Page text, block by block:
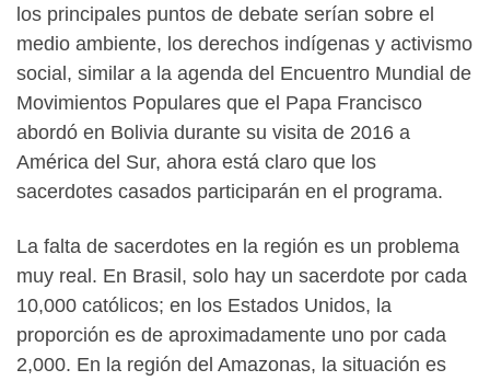
los principales puntos de debate serían sobre el
medio ambiente, los derechos indígenas y activismo
social, similar a la agenda del Encuentro Mundial de
Movimientos Populares que el Papa Francisco
abordó en Bolivia durante su visita de 2016 a
América del Sur, ahora está claro que los
sacerdotes casados ​​participarán en el programa.
La falta de sacerdotes en la región es un problema
muy real. En Brasil, solo hay un sacerdote por cada
10,000 católicos; en los Estados Unidos, la
proporción es de aproximadamente uno por cada
2,000. En la región del Amazonas, la situación es